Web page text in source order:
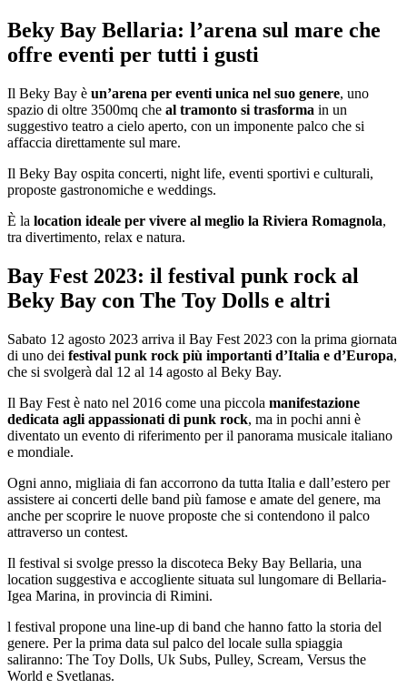
Beky Bay Bellaria: l’arena sul mare che
offre eventi per tutti i gusti
Il Beky Bay è un’arena per eventi unica nel suo genere, uno
spazio di oltre 3500mq che al tramonto si trasforma in un
suggestivo teatro a cielo aperto, con un imponente palco che si
affaccia direttamente sul mare.
Il Beky Bay ospita concerti, night life, eventi sportivi e culturali,
proposte gastronomiche e weddings.
È la location ideale per vivere al meglio la Riviera Romagnola,
tra divertimento, relax e natura.
Bay Fest 2023: il festival punk rock al
Beky Bay con The Toy Dolls e altri
Sabato 12 agosto 2023 arriva il Bay Fest 2023 con la prima giornata
di uno dei festival punk rock più importanti d’Italia e d’Europa,
che si svolgerà dal 12 al 14 agosto al Beky Bay.
Il Bay Fest è nato nel 2016 come una piccola manifestazione
dedicata agli appassionati di punk rock, ma in pochi anni è
diventato un evento di riferimento per il panorama musicale italiano
e mondiale.
Ogni anno, migliaia di fan accorrono da tutta Italia e dall’estero per
assistere ai concerti delle band più famose e amate del genere, ma
anche per scoprire le nuove proposte che si contendono il palco
attraverso un contest.
Il festival si svolge presso la discoteca Beky Bay Bellaria, una
location suggestiva e accogliente situata sul lungomare di Bellaria-
Igea Marina, in provincia di Rimini.
l festival propone una line-up di band che hanno fatto la storia del
genere. Per la prima data sul palco del locale sulla spiaggia
saliranno: The Toy Dolls, Uk Subs, Pulley, Scream, Versus the
World e Svetlanas.